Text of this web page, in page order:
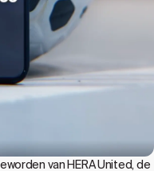
van HERA United, de